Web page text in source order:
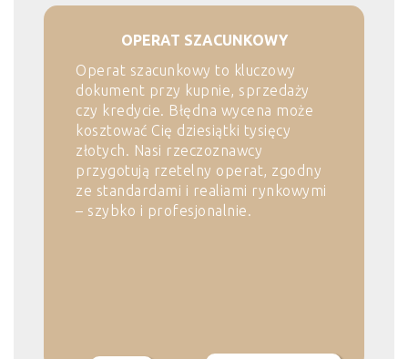
OPERAT SZACUNKOWY
Operat szacunkowy to kluczowy
dokument przy kupnie, sprzedaży
czy kredycie. Błędna wycena może
kosztować Cię dziesiątki tysięcy
złotych. Nasi rzeczoznawcy
przygotują rzetelny operat, zgodny
ze standardami i realiami rynkowymi
– szybko i profesjonalnie.